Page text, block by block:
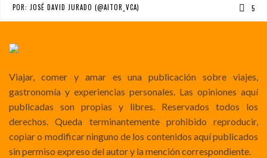
POR: JOSÉ DAVID JURADO (@AITOR_VCA) 5
Viajar, comer y amar es una publicación sobre viajes,
gastronomía y experiencias personales. Las opiniones aquí
publicadas son propias y libres. Reservados todos los
derechos. Queda terminantemente prohibido reproducir,
copiar o modificar ninguno de los contenidos aquí publicados
sin permiso expreso del autor y la mención correspondiente.